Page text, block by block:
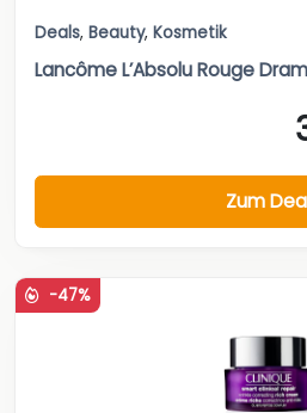
Deals, Beauty, Kosmetik
Lancôme L’Absolu Rouge
Zum
-47%